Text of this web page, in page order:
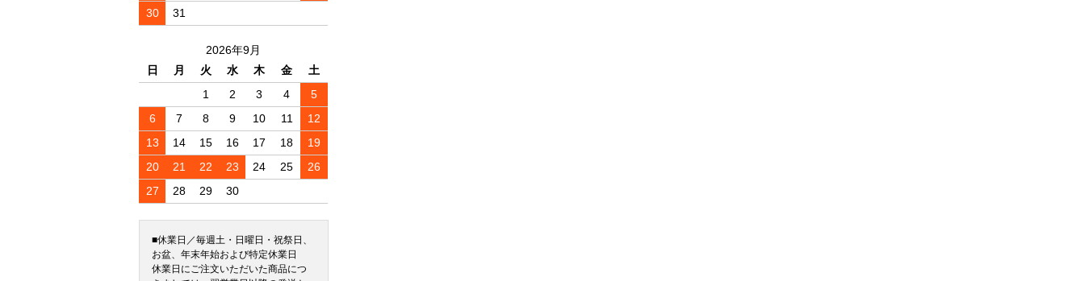
30
31
2026年9月
日
月 火 水 木 金
土
1
2 3 4
5
6
7 8 9 10 11
12
13
14 15 16 17 18
19
20
21 22 23 24 25
26
27
28 29 30
■休業日／毎週土・日曜日・祝祭日、
お盆、年末年始および特定休業日
休業日にご注文いただいた商品につ